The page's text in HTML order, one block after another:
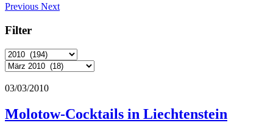
Previous Next
Filter
03/03/2010
Molotow-Cocktails in Liechtenstein